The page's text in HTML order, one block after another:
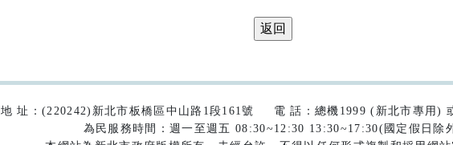
地 址：(220242)新北市板橋區中山路1段161號
電 話：總機1999 (新北市專用)
為民服務時間：週一至週五 08:30~12:30 13:30~17:30(國定假日除